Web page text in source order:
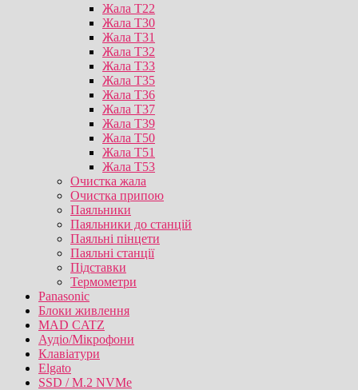
Жала T22
Жала T30
Жала T31
Жала T32
Жала T33
Жала T35
Жала T36
Жала T37
Жала T39
Жала T50
Жала T51
Жала T53
Очистка жала
Очистка припою
Паяльники
Паяльники до станцій
Паяльні пінцети
Паяльні станції
Підставки
Термометри
Panasonic
Блоки живлення
MAD CATZ
Аудіо/Мікрофони
Клавіатури
Elgato
SSD / M.2 NVMe